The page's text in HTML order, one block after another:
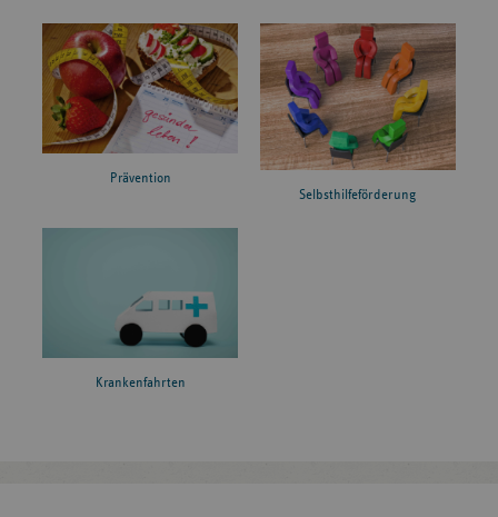
Prävention
Selbsthilfeförderung
Krankenfahrten